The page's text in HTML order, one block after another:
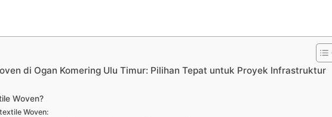
di Ogan Komering Ulu Timur: Pilihan Tepat untuk Proyek Infrastruktur
Woven?
Woven: